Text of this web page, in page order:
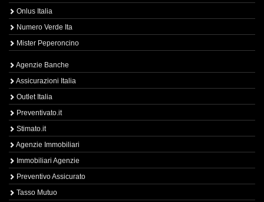
Onlus Italia
Numero Verde Ita
Mister Peperoncino
Agenzie Banche
Assicurazioni Italia
Outlet Italia
Preventivato.it
Stimato.it
Agenzie Immobiliari
Immobiliari Agenzie
Preventivo Assicurato
Tasso Mutuo